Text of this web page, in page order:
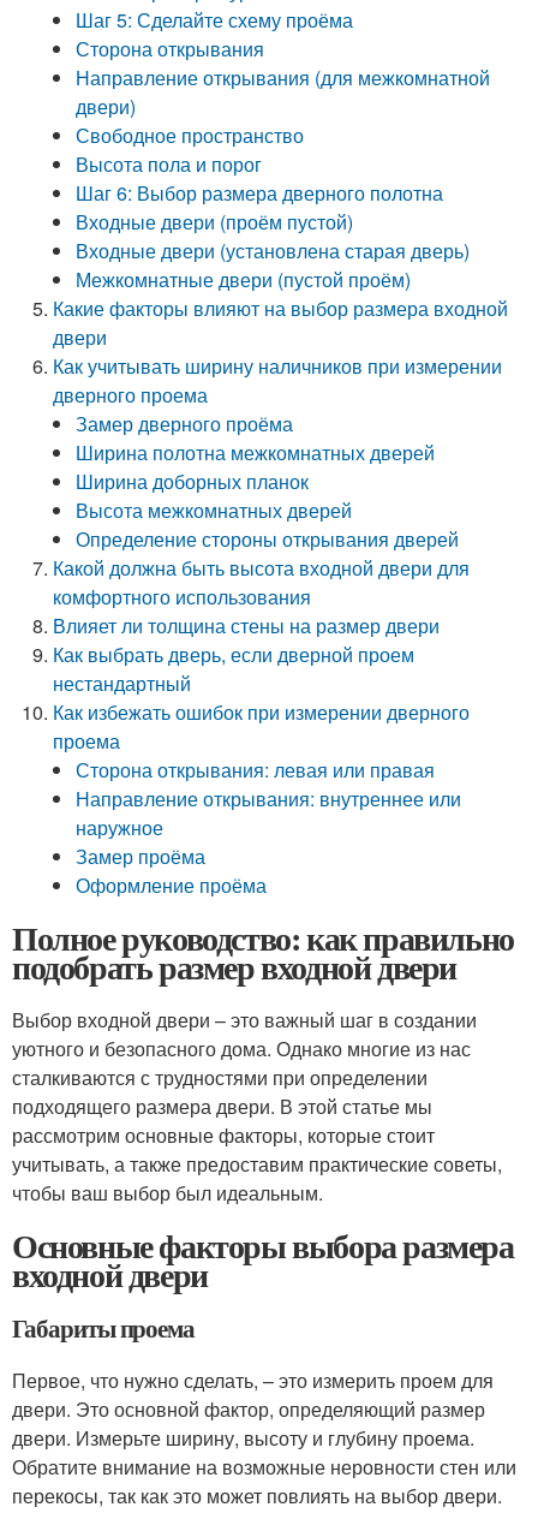
Шаг 5: Сделайте схему проёма
Сторона открывания
Направление открывания (для межкомнатной
двери)
Свободное пространство
Высота пола и порог
Шаг 6: Выбор размера дверного полотна
Входные двери (проём пустой)
Входные двери (установлена старая дверь)
Межкомнатные двери (пустой проём)
Какие факторы влияют на выбор размера входной
двери
Как учитывать ширину наличников при измерении
дверного проема
Замер дверного проёма
Ширина полотна межкомнатных дверей
Ширина доборных планок
Высота межкомнатных дверей
Определение стороны открывания дверей
Какой должна быть высота входной двери для
комфортного использования
Влияет ли толщина стены на размер двери
Как выбрать дверь, если дверной проем
нестандартный
Как избежать ошибок при измерении дверного
проема
Сторона открывания: левая или правая
Направление открывания: внутреннее или
наружное
Замер проёма
Оформление проёма
Полное руководство: как правильно
подобрать размер входной двери
Выбор входной двери – это важный шаг в создании
уютного и безопасного дома. Однако многие из нас
сталкиваются с трудностями при определении
подходящего размера двери. В этой статье мы
рассмотрим основные факторы, которые стоит
учитывать, а также предоставим практические советы,
чтобы ваш выбор был идеальным.
Основные факторы выбора размера
входной двери
Габариты проема
Первое, что нужно сделать, – это измерить проем для
двери. Это основной фактор, определяющий размер
двери. Измерьте ширину, высоту и глубину проема.
Обратите внимание на возможные неровности стен или
перекосы, так как это может повлиять на выбор двери.